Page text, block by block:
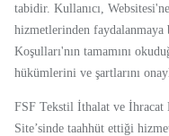
tabidir. Kullanıcı,
hizmetlerinden faydalanmaya
Koşulları'nın tamamını
hükümlerini ve şartlarını
FSF Tekstil İthalat ve İhracat
Site’sinde taahhüt ettiği